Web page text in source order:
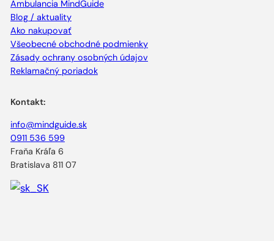
Ambulancia MindGuide
Blog / aktuality
Ako nakupovať
Všeobecné obchodné podmienky
Zásady ochrany osobných údajov
Reklamačný poriadok
Kontakt:
info@mindguide.sk
0911 536 599
Fraňa Kráľa 6
Bratislava 811 07